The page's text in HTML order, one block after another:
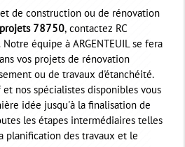
de construction ou de rénovation
78750, contactez RC
équipe à ARGENTEUIL se fera
vos projets de rénovation
ou de travaux d'étanchéité.
nos spécialistes disponibles vous
idée jusqu'à la finalisation de
les étapes intermédiaires telles
planification des travaux et le